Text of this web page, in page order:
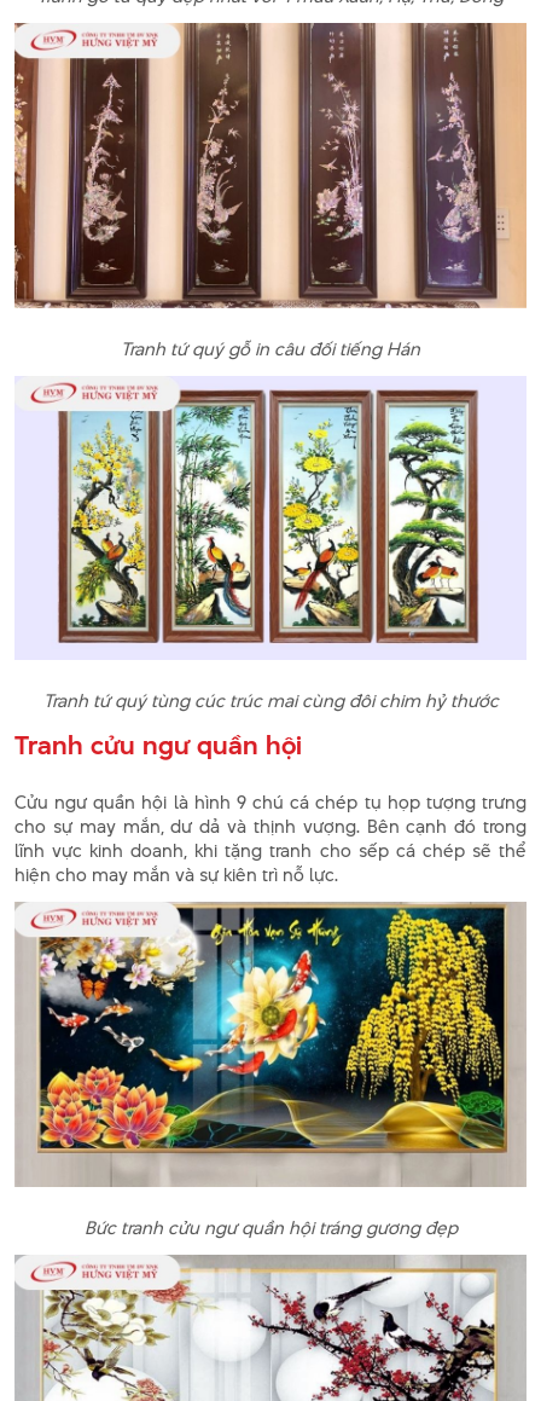
Tranh tứ quý gỗ in câu đối tiếng Hán
Tranh tứ quý tùng cúc trúc mai cùng đôi chim hỷ thước
Tranh cửu ngư quần hội
Cửu ngư quần hội là hình 9 chú cá chép tụ họp tượng trưng
cho sự may mắn, dư dả và thịnh vượng. Bên cạnh đó trong
lĩnh vực kinh doanh, khi tặng tranh cho sếp cá chép sẽ thể
hiện cho may mắn và sự kiên trì nỗ lực.
Bức tranh cửu ngư quần hội tráng gương đẹp